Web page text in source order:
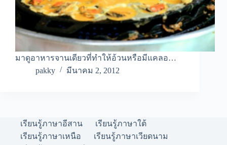
มาดูอาหารจานเดียวที่ทำให้อ้วนหรือมีแคลอ…
pakky
มีนาคม 2, 2012
เรียนรู้ภาษาอีสาน
เรียนรู้ภาษาใต้
เรียนรู้ภาษาเหนือ
เรียนรู้ภาษาเวียดนาม